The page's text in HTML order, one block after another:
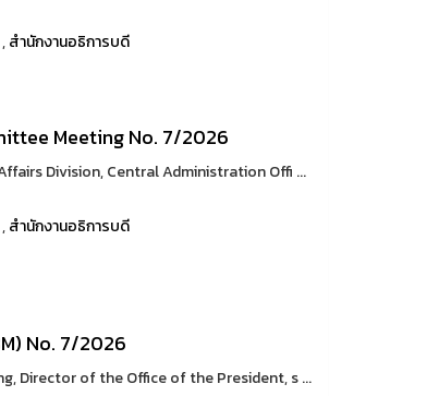
,สำนักงานอธิการบดี
Meeting No. 7/2026
Division, Central Administration Offi ...
,สำนักงานอธิการบดี
No. 7/2026
Director of the Office of the President, s ...